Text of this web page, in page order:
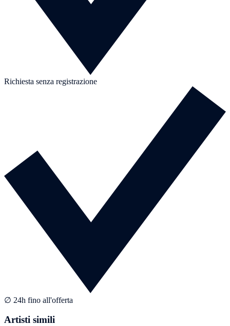
Richiesta senza registrazione
∅ 24h fino all'offerta
Artisti simili